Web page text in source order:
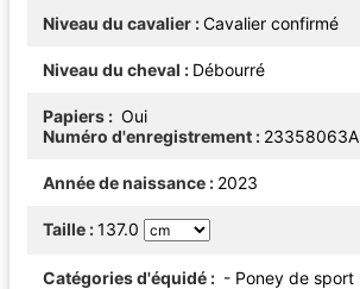
Niveau du cavalier Cavalier confirmé
Niveau du cheval Débourré
Papiers
Oui
Numéro d'enregistrement
23358063A
Année de naissance 2023
Taille 137.0
Catégories d'équidé - Poney de sport